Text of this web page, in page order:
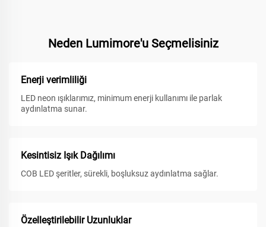
Neden Lumimore'u Seçmelisiniz
Enerji verimliliği
LED neon ışıklarımız, minimum enerji kullanımı ile parlak
aydınlatma sunar.
Kesintisiz Işık Dağılımı
COB LED şeritler, sürekli, boşluksuz aydınlatma sağlar.
Özelleştirilebilir Uzunluklar